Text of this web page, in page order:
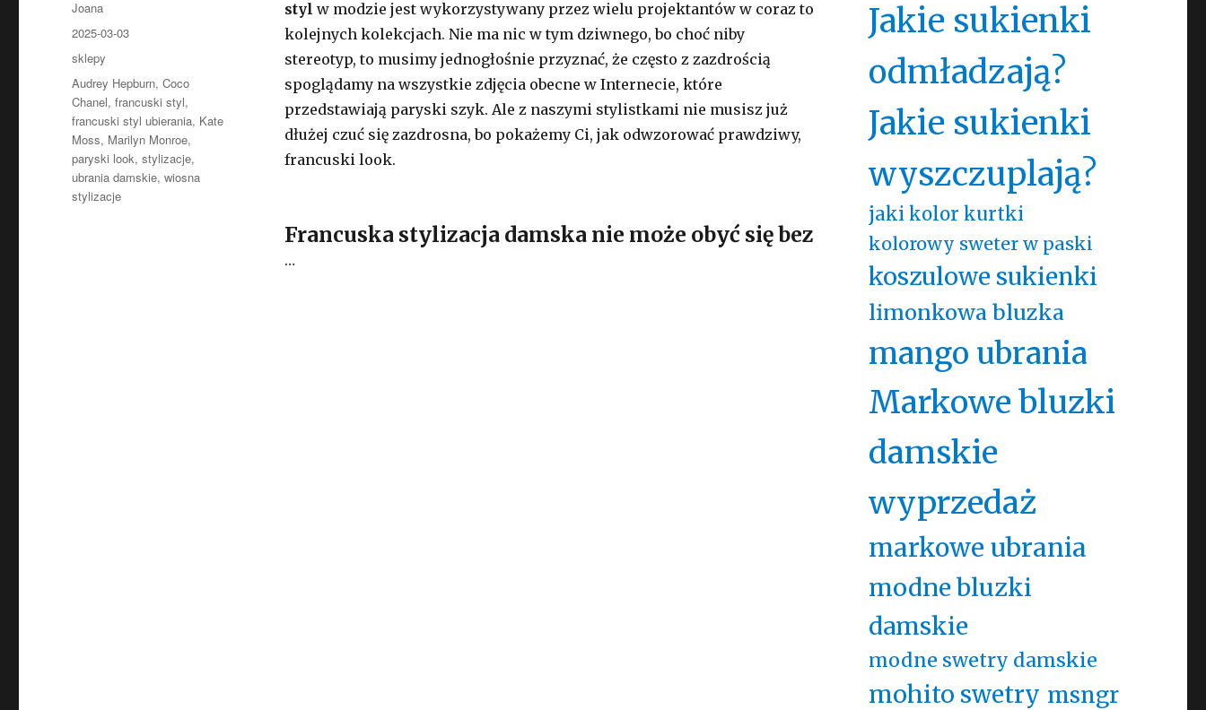
styl w modzie jest wykorzystywany przez wielu projektantów w coraz to
kolejnych kolekcjach. Nie ma nic w tym dziwnego, bo choć niby
stereotyp, to musimy jednogłośnie przyznać, że często z zazdrością
spoglądamy na wszystkie zdjęcia obecne w Internecie, które
przedstawiają paryski szyk. Ale z naszymi stylistkami nie musisz już
dłużej czuć się zazdrosna, bo pokażemy Ci, jak odwzorować prawdziwy,
francuski look.
Francuska stylizacja damska nie może obyć się bez
…
Autor
Joana
Opublikowano
2025-03-03
Kategorie
sklepy
Tagi
Audrey Hepburn,Coco
Chanel,francuski styl,
francuski styl ubierania, Kate
Moss, Marilyn Monroe,
paryski look,stylizacje,
ubrania damskie,wiosna
stylizacje
Jakie sukienki
odmładzają?
Jakie sukienki
wyszczuplają?
jaki kolor kurtki
kolorowy sweter w paski
koszulowe sukienki
limonkowa bluzka
mango ubrania
Markowe bluzki
damskie
wyprzedaż
markowe ubrania
modne bluzki
damskie
modne swetry damskie
mohito swetry msngr